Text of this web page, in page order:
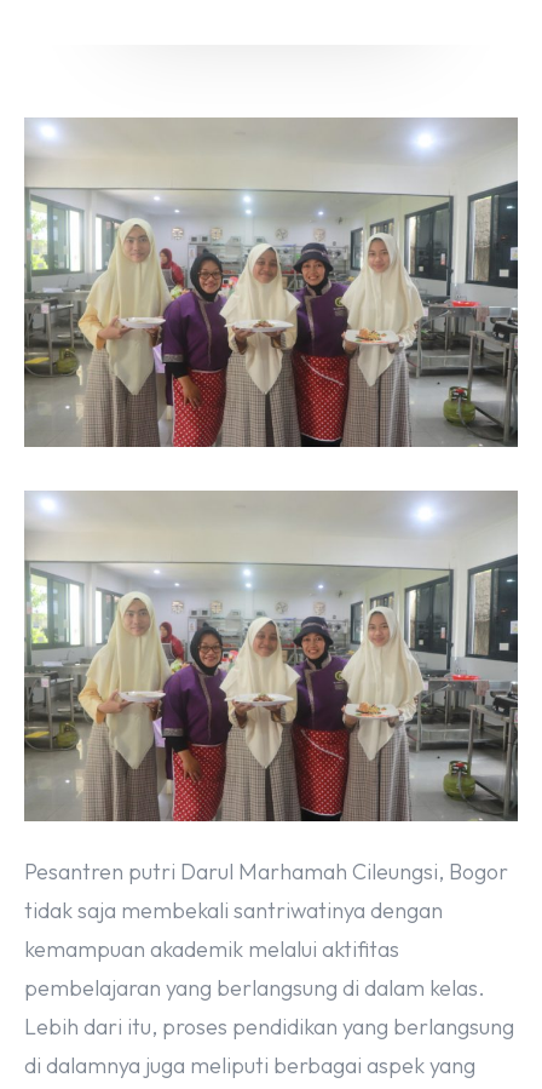
Info Terkini
Download
DAFTAR
Pesantren putri Darul Marhamah Cileungsi, Bogor
tidak saja membekali santriwatinya dengan
kemampuan akademik melalui aktifitas
pembelajaran yang berlangsung di dalam kelas.
Lebih dari itu, proses pendidikan yang berlangsung
di dalamnya juga meliputi berbagai aspek yang